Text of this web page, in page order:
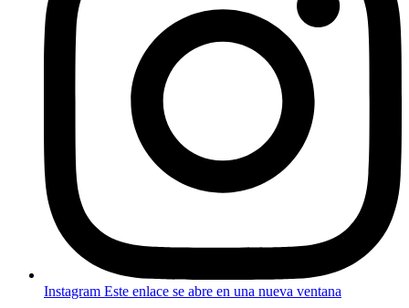
Instagram Este enlace se abre en una nueva ventana